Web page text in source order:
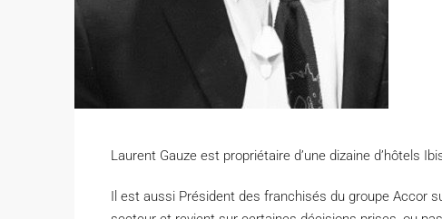
Laurent Gauze est propriétaire d’une dizaine d’hôtels
I l est aussi Président des franchisés du groupe Accor